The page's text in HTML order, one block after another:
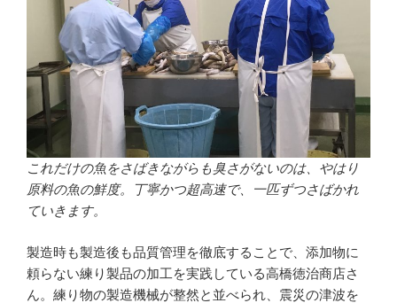
これだけの魚をさばきながらも臭さがないのは、やはり
原料の魚の鮮度。丁寧かつ超高速で、一匹ずつさばかれ
ていきます。
製造時も製造後も品質管理を徹底することで、添加物に
頼らない練り製品の加工を実践している高橋徳治商店さ
ん。練り物の製造機械が整然と並べられ、震災の津波を